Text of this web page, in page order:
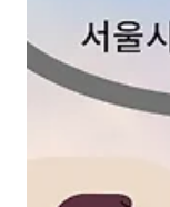
(40-64세)으로 나눠 운
다. 또한, 바쁜 직장인들
말 오전 또는 오후 시간대